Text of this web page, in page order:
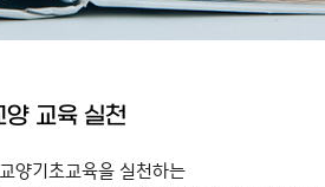
양 교육 실천
양기초교육을 실천하는